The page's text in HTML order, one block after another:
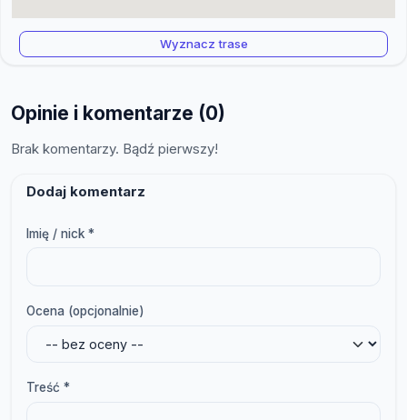
Wyznacz trase
Opinie i komentarze (0)
Brak komentarzy. Bądź pierwszy!
Dodaj komentarz
Imię / nick *
Ocena (opcjonalnie)
Treść *